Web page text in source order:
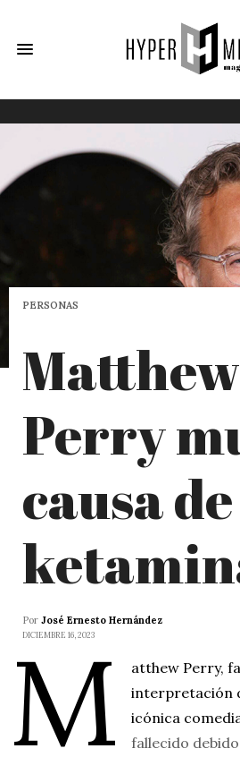
PERSONAS
Matthew
Perry
causa
Por José Ernesto Hernández
DICIEMBRE 16, 2023
M
atthew Perry,
interpretación
icónica
fallecido